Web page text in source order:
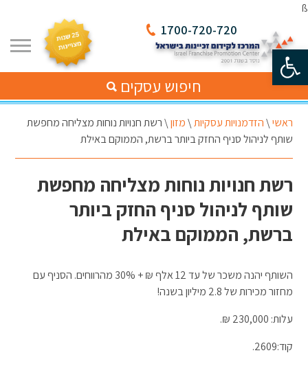
פתח סרגל נגישות
ß
1700-720-720
חיפוש עסקים
ראשי\הזדמנויות עסקיות\מזון\רשת חנויות נוחות מצליחה מחפשת
שותף לניהול סניף החזק ביותר ברשת, הממוקם באילת
רשת חנויות נוחות מצליחה מחפשת
שותף לניהול סניף החזק ביותר
ברשת, הממוקם באילת
השותף יהנה משכר של עד 12 אלף ₪ + 30% מהרווחים. הסניף עם
מחזור מכירות של 2.8 מיליון בשנה!
עלות: 230,000 ₪.
קוד:2609.